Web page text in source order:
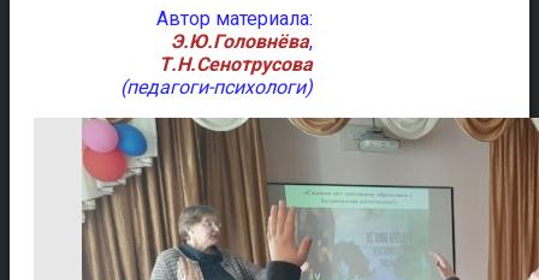
Автор материала:
Э.Ю.Головнёва,
Т.Н.Сенотрусова
(педагоги-психологи)